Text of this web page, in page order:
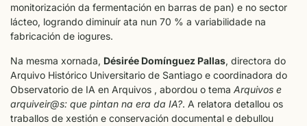
monitorización da fermentación en barras de pan) e no sector
lácteo, logrando diminuír ata nun 70 % a variabilidade na
fabricación de iogures.
Na mesma xornada, Désirée Domínguez Pallas, directora do
Arquivo Histórico Universitario de Santiago e coordinadora do
Observatorio de IA en Arquivos , abordou o tema Arquivos e
arquiveir@s: que pintan na era da IA?. A relatora detallou os
traballos de xestión e conservación documental e debullou